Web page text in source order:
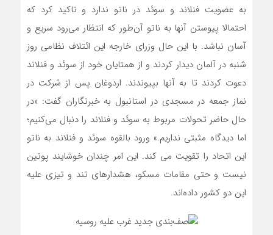
به عضویت فنلاند و سوئد در ناتو ندارد و تاکید کرد که
احتمالا پیوستن آنها به ناتو آن‌‌طور که انتظار می‌‌رود سریع و
آسان نباشد. با این حال وزرای خارجه این ائتلاف نظامی روز
شنبه در آلمان دیدار کردند و از همتایان خود از سوئد و فنلاند
دعوت کردند تا به آنها بپیوندند. اردوغان پس از شرکت در
نماز جمعه در مسجدی در استانبول به خبرنگاران گفت: «در
حال حاضر تحولات مربوط به سوئد و فنلاند را دنبال می‌‌کنیم؛
اما دیدگاه مثبتی نداریم.» ورود بالقوه سوئد و فنلاند به ناتو
این اتحاد را تقویت می کند. این امر چندان خوشایند پوتین
نیست و حتی مقامات مسکو، هشدارهای تند و تیزی علیه
این دو کشور داده‌‌اند.